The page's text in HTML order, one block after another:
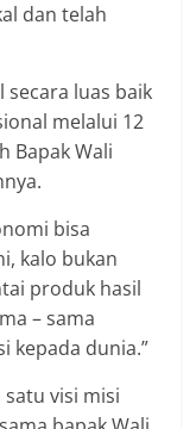
dan telah
secara luas baik
melalui 12
Bapak Wali
bisa
kalo bukan
produk hasil
– sama
kepada dunia.”
satu visi misi